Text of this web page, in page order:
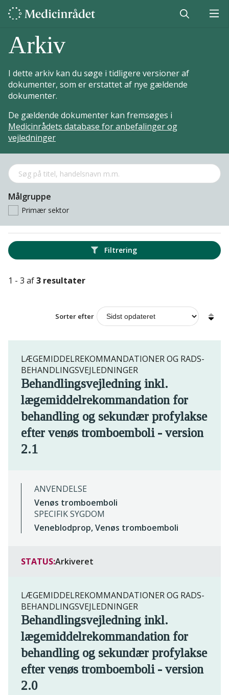
Arkiv
I dette arkiv kan du søge i tidligere versioner af
dokumenter, som er erstattet af nye gældende
dokumenter.
De gældende dokumenter kan fremsøges i
Medicinrådets database for anbefalinger og
vejledninger
Målgruppe
Primær sektor
Filtrering
1 - 3 af3 resultater
Sorter efter
LÆGEMIDDELREKOMMANDATIONER OG RADS-
BEHANDLINGSVEJLEDNINGER
Behandlingsvejledning inkl.
lægemiddelrekommandation for
behandling og sekundær profylakse
efter venøs tromboemboli - version
2.1
ANVENDELSE
Venøs tromboemboli
SPECIFIK SYGDOM
Veneblodprop, Venøs tromboemboli
STATUS:Arkiveret
LÆGEMIDDELREKOMMANDATIONER OG RADS-
BEHANDLINGSVEJLEDNINGER
Behandlingsvejledning inkl.
lægemiddelrekommandation for
behandling og sekundær profylakse
efter venøs tromboemboli - version
2.0